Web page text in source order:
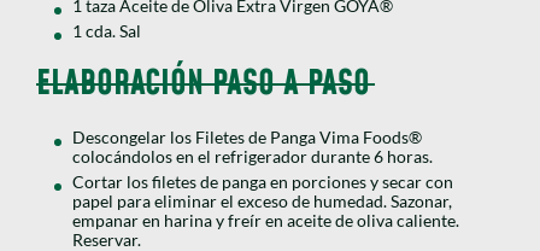
1 taza Aceite de Oliva Extra Virgen GOYA®
1 cda. Sal
ELABORACIÓN PASO A PASO
Descongelar los Filetes de Panga Vima Foods®
colocándolos en el refrigerador durante 6 horas.
Cortar los filetes de panga en porciones y secar con
papel para eliminar el exceso de humedad. Sazonar,
empanar en harina y freír en aceite de oliva caliente.
Reservar.